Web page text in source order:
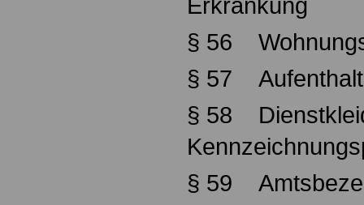
Erkrankung
§ 56
§ 57 Aufenthalt
§ 58
§ 59